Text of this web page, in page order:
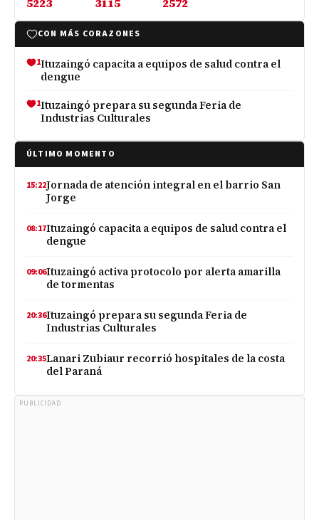
CON MÁS CORAZONES
1Ituzaingó capacita a equipos de salud contra el
dengue
1Ituzaingó prepara su segunda Feria de
Industrias Culturales
ÚLTIMO MOMENTO
15:22Jornada de atención integral en el barrio San
Jorge
08:17Ituzaingó capacita a equipos de salud contra el
dengue
09:06Ituzaingó activa protocolo por alerta amarilla
de tormentas
20:36Ituzaingó prepara su segunda Feria de
Industrias Culturales
20:35Lanari Zubiaur recorrió hospitales de la costa
del Paraná
PUBLICIDAD